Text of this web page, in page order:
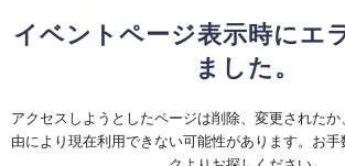
イベントページ表示時にエ
ました。
アクセスしようとしたページは削除、変更された
由により現在利用できない可能性があります。お